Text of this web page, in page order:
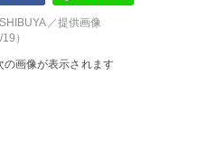
／提供画像
19）
画像が表示されます